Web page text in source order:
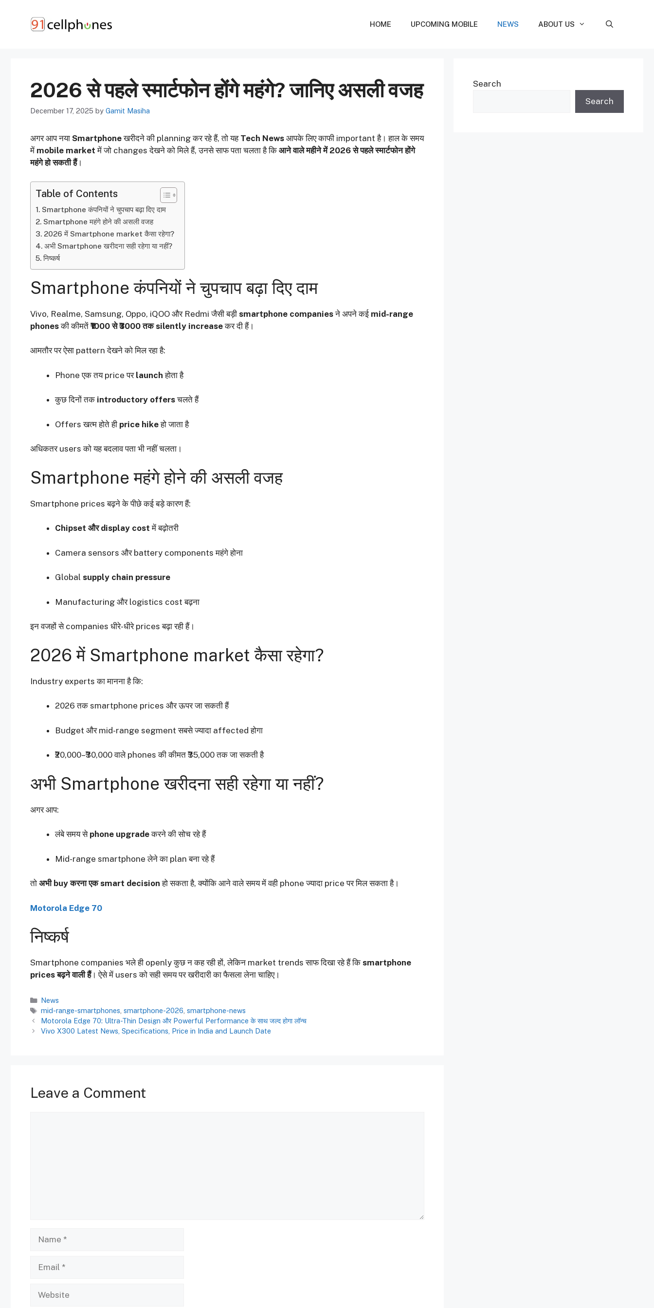
HOME UPCOMING MOBILE NEWS ABOUT US
2026 से पहले स्मार्टफोन होंगे महंगे? जानिए असली वजह
December 17, 2025 by Gamit Masiha
अगर आप नया Smartphoneखरीदने की planning कर रहे हैं, तो यह Tech News आपके लिए काफी important है। हाल के समय
में mobile market में जो changes देखने को मिले हैं, उनसे साफ पता चलता है कि आने वाले महीने में 2026 से पहले स्मार्टफोन होंगे
महंगे हो सकती हैं।
Table of Contents
Smartphone कंपनियों ने चुपचाप बढ़ा दिए दाम
Smartphone महंगे होने की असली वजह
2026 में Smartphone market कैसा रहेगा?
अभी Smartphone खरीदना सही रहेगा या नहीं?
निष्कर्ष
Smartphone कंपनियों ने चुपचाप बढ़ा दिए दाम
Vivo, Realme, Samsung, Oppo, iQOO और Redmi जैसी बड़ी smartphone companiesने अपने कई mid-range
phonesकी कीमतें ₹1000 से ₹3000 तक silently increaseकर दी हैं।
आमतौर पर ऐसा pattern देखने को मिल रहा है:
Phone एक तय price पर launch होता है
कुछ दिनों तक introductory offersचलते हैं
Offers खत्म होते ही price hikeहो जाता है
अधिकतर users को यह बदलाव पता भी नहीं चलता।
Smartphone महंगे होने की असली वजह
Smartphone prices बढ़ने के पीछे कई बड़े कारण हैं:
Chipset और display cost में बढ़ोतरी
Camera sensors और battery components महंगे होना
Global supply chain pressure
Manufacturing और logistics cost बढ़ना
इन वजहों से companies धीरे-धीरे prices बढ़ा रही हैं।
2026 में Smartphone market कैसा रहेगा?
Industry experts का मानना है कि:
2026 तक smartphone prices और ऊपर जा सकती हैं
Budget और mid-range segment सबसे ज्यादा affected होगा
₹20,000–₹30,000 वाले phones की कीमत ₹35,000 तक जा सकती है
अभी Smartphone खरीदना सही रहेगा या नहीं?
अगर आप:
लंबे समय से phone upgradeकरने की सोच रहे हैं
Mid-range smartphone लेने का plan बना रहे हैं
तो अभी buy करना एक smart decision हो सकता है, क्योंकि आने वाले समय में वही phone ज्यादा price पर मिल सकता है।
Motorola Edge 70
निष्कर्ष
Smartphone companies भले ही openly कुछ न कह रही हों, लेकिन market trends साफ दिखा रहे हैं कि smartphone
prices बढ़ने वाली हैं। ऐसे में users को सही समय पर खरीदारी का फैसला लेना चाहिए।
Categories
News
Tags
mid-range-smartphones smartphone-2026 smartphone-news
Motorola Edge 70: Ultra-Thin Design और Powerful Performance के साथ जल्द होगा लॉन्च
Vivo X300 Latest News, Specifications, Price in India and Launch Date
Leave a Comment
Website
Search
Search